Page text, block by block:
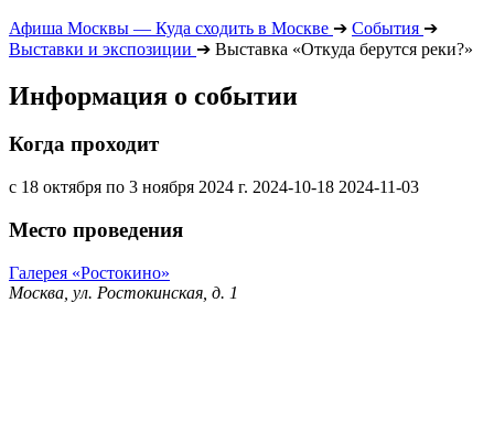
Афиша Москвы — Куда сходить в Москве ➔ События ➔
Выставки и экспозиции ➔ Выставка «Откуда берутся реки?»
Информация о событии
Когда проходит
с 18 октября по 3 ноября 2024 г. 2024-10-18 2024-11-03
Место проведения
Галерея «Ростокино»
Москва, ул. Ростокинская, д. 1